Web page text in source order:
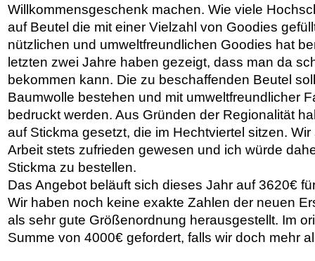
Willkommensgeschenk machen. Wie viele
auf Beutel die mit einer Vielzahl von Goodies
nützlichen und umweltfreundlichen Goodies hat
letzten zwei Jahre haben gezeigt, dass man da
bekommen kann. Die zu beschaffenden Beutel
Baumwolle bestehen und mit umweltfreundlicher
bedruckt werden. Aus Gründen der Regionalität
auf Stickma gesetzt, die im Hechtviertel sitzen.
Arbeit stets zufrieden gewesen und ich würde
Stickma zu bestellen.
Das Angebot beläuft sich dieses Jahr auf 3620€
Wir haben noch keine exakte Zahlen der neuen
als sehr gute Größenordnung herausgestellt. Im
Summe von 4000€ gefordert, falls wir doch mehr